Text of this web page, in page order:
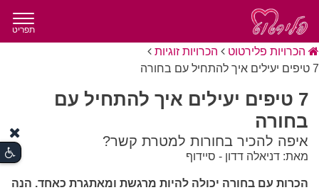
תפריט
הכרויות פלירטוט
הכרויות זוגיות
7 טיפים יעילים איך להתחיל עם בחורה
7 טיפים יעילים איך להתחיל עם
בחורה
איפה להכיר בחורות למטרת קשר?
מאת: דניאלה דדון - סיידוף
הכרות עם בחורה יכולה להיות מרגשת ומאתגרת כאחד. הנה